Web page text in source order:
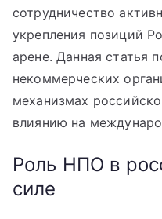
сотрудничество
укрепления позиций
арене. Данная статья
некоммерческих
механизмах
влиянию на
Роль НПО в
силе